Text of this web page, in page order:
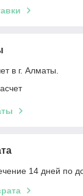
в г. Алматы.
14 дней по